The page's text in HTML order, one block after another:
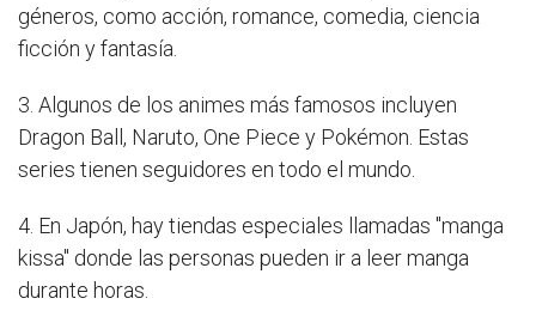
géneros, como acción, romance, comedia, ciencia
ficción y fantasía.
3. Algunos de los animes más famosos incluyen
Dragon Ball, Naruto, One Piece y Pokémon. Estas
series tienen seguidores en todo el mundo.
4. En Japón, hay tiendas especiales llamadas "manga
kissa" donde las personas pueden ir a leer manga
durante horas.